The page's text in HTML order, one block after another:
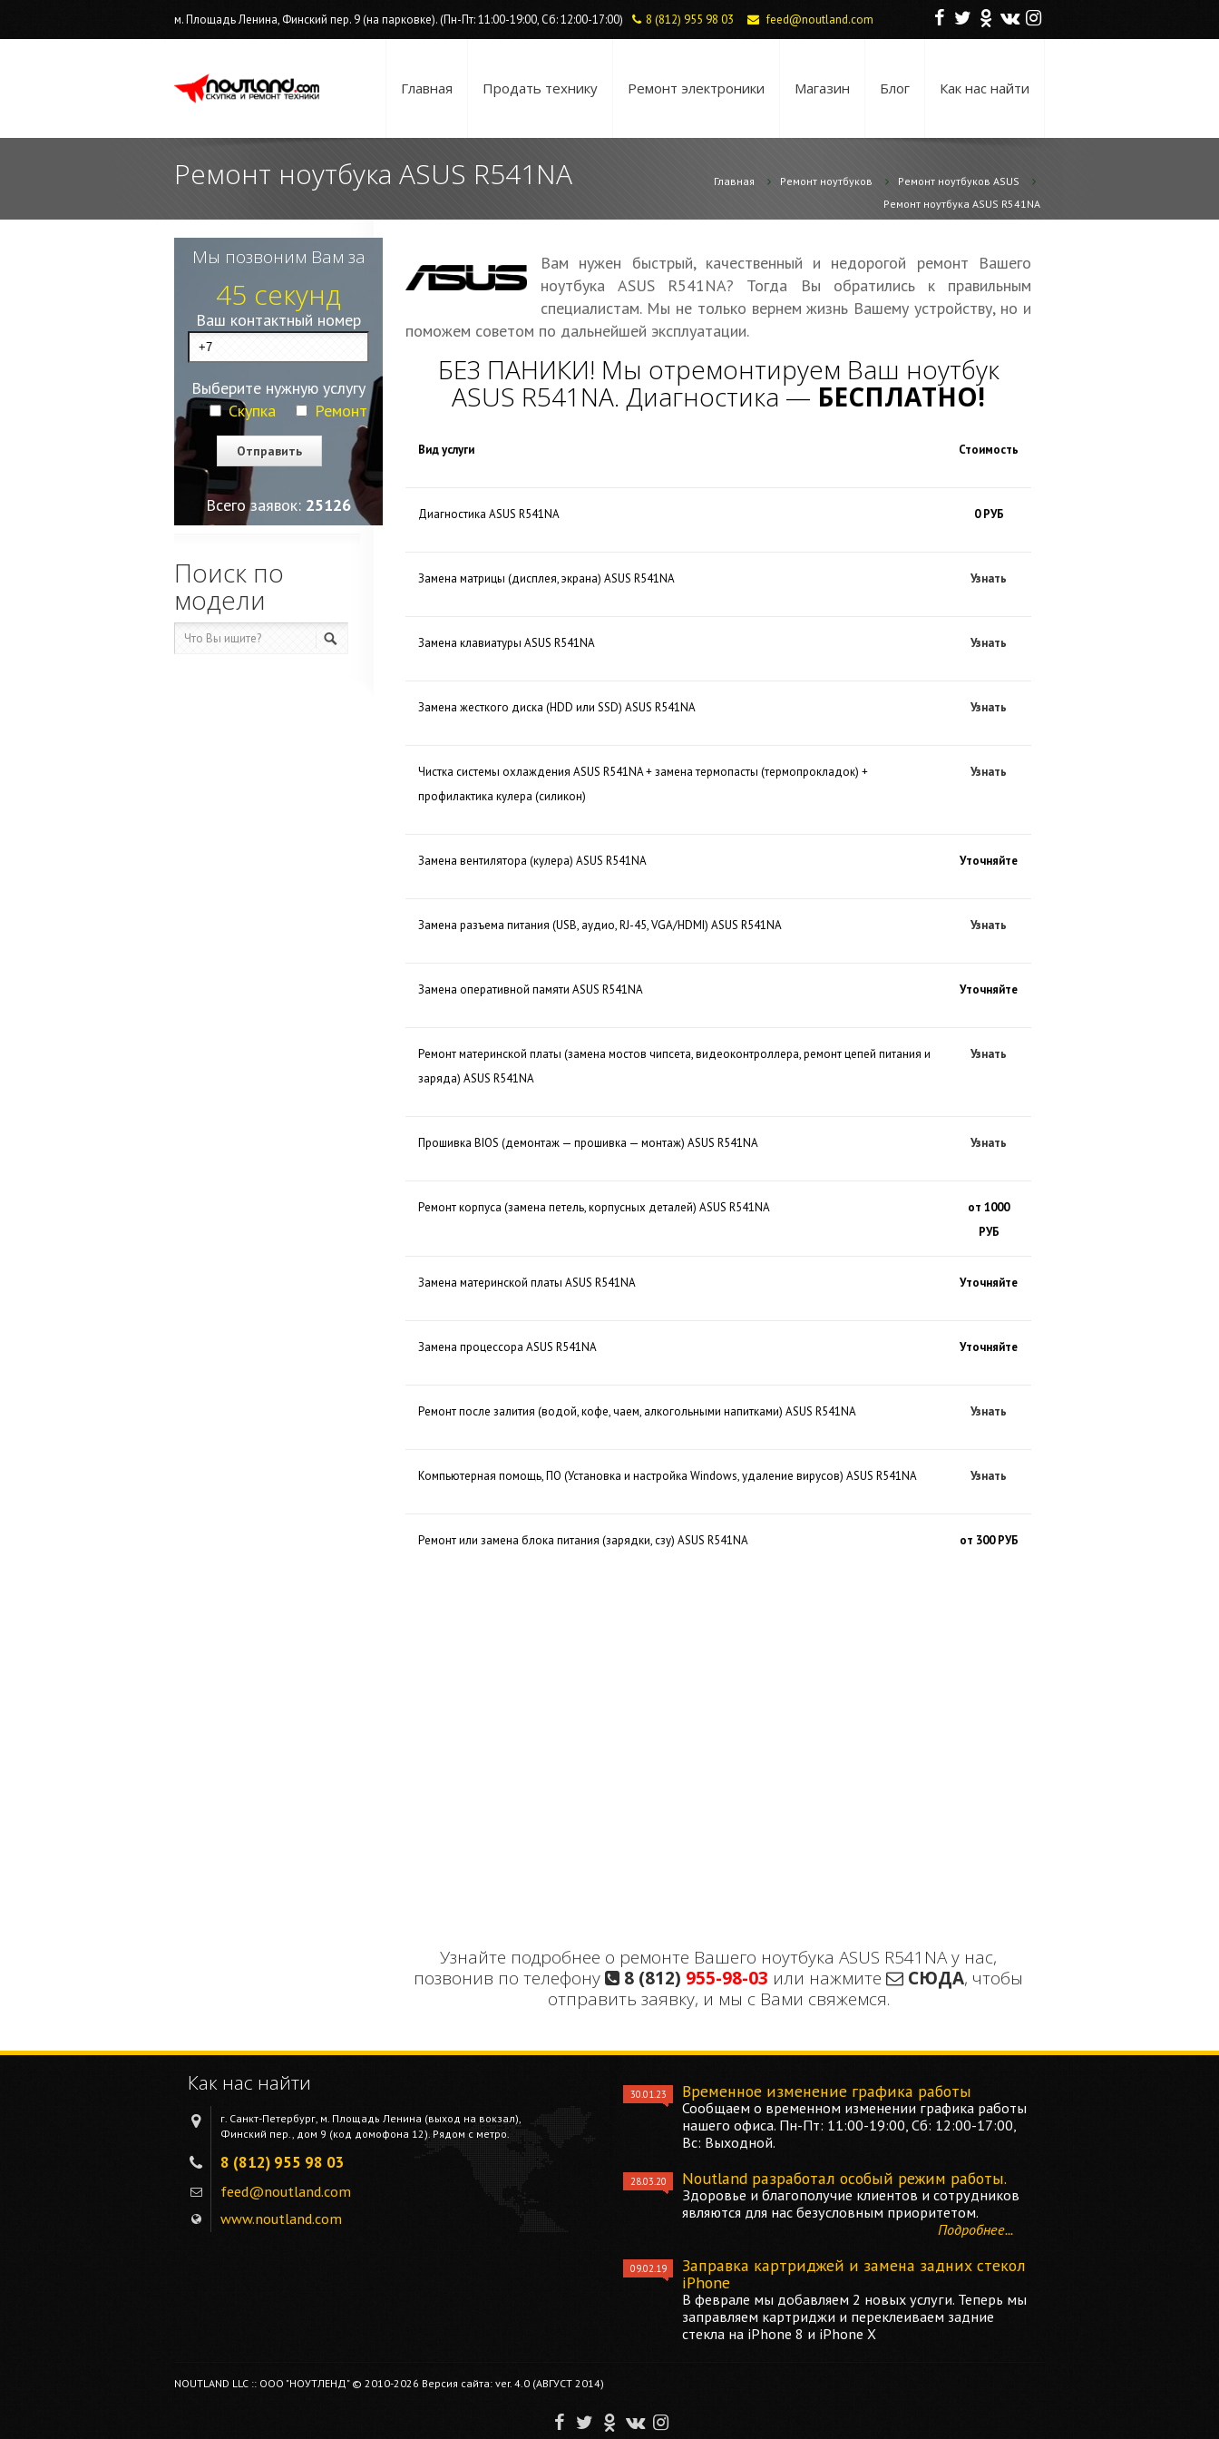
F T O V I
м. Площадь Ленина, Финский пер. 9 (на парковке). (Пн-Пт: 11:00-19:00, Сб: 12:00-17:00) 8 (812) 955 98 03 feed@noutland.com
Главная Продать технику Ремонт электроники Магазин Блог Как нас найти
Ремонт ноутбука ASUS R541NA Главная Ремонт ноутбуков
Ремонт ноутбуков ASUS
Ремонт ноутбука ASUS R541NA
Вам нужен быстрый, качественный и недорогой ремонт Вашего
ноутбука ASUS R541NA? Тогда Вы обратились к правильным
специалистам. Мы не только вернем жизнь Вашему устройству, но и
поможем советом по дальнейшей эксплуатации.
БЕЗ ПАНИКИ! Мы отремонтируем Ваш ноутбук
ASUS R541NA. Диагностика — БЕСПЛАТНО!
Вид услуги Стоимость
Диагностика ASUS R541NA 0 РУБ
Замена матрицы (дисплея, экрана) ASUS R541NA Узнать
Замена клавиатуры ASUS R541NA Узнать
Замена жесткого диска (HDD или SSD) ASUS R541NA Узнать
Чистка системы охлаждения ASUS R541NA + замена термопасты (термопрокладок) +
профилактика кулера (силикон)
Узнать
Замена вентилятора (кулера) ASUS R541NA Уточняйте
Замена разъема питания (USB, аудио, RJ-45, VGA/HDMI) ASUS R541NA Узнать
Замена оперативной памяти ASUS R541NA Уточняйте
Ремонт материнской платы (замена мостов чипсета, видеоконтроллера, ремонт цепей питания и
заряда) ASUS R541NA
Узнать
Прошивка BIOS (демонтаж — прошивка — монтаж) ASUS R541NA Узнать
Ремонт корпуса (замена петель, корпусных деталей) ASUS R541NA
от 1000
РУБ
Замена материнской платы ASUS R541NA Уточняйте
Замена процессора ASUS R541NA Уточняйте
Ремонт после залития (водой, кофе, чаем, алкогольными напитками) ASUS R541NA Узнать
Компьютерная помощь, ПО (Установка и настройка Windows, удаление вирусов) ASUS R541NA Узнать
Ремонт или замена блока питания (зарядки, сзу) ASUS R541NA от 300 РУБ
Узнайте подробнее о ремонте Вашего ноутбука ASUS R541NA у нас,
позвонив по телефону
8 (812) 955-98-03 или нажмите СЮДА, чтобы
отправить заявку, и мы с Вами свяжемся.
Мы позвоним Вам за
45 секунд
Ваш контактный номер
Выберите нужную услугу
Скупка
Ремонт
Всего заявок: 25126
Поиск по
модели
Как нас найти
г. Санкт-Петербург, м. Площадь Ленина (выход на вокзал),
Финский пер., дом 9 (код домофона 12). Рядом с метро.
8 (812) 955 98 03
feed@noutland.com
www.noutland.com
30.01.23 Временное изменение графика работы
Сообщаем о временном изменении графика работы
нашего офиса. Пн-Пт: 11:00-19:00, Сб: 12:00-17:00,
Вс: Выходной.
28.03.20 Noutland разработал особый режим работы.
Здоровье и благополучие клиентов и сотрудников
являются для нас безусловным приоритетом.
Подробнее...
09.02.19
Заправка картриджей и замена задних стекол
iPhone
В феврале мы добавляем 2 новых услуги. Теперь мы
заправляем картриджи и переклеиваем задние
стекла на iPhone 8 и iPhone X
NOUTLAND LLC :: ООО "НОУТЛЕНД" © 2010-2026 Версия сайта: ver. 4.0 (АВГУСТ 2014)
F T O V I